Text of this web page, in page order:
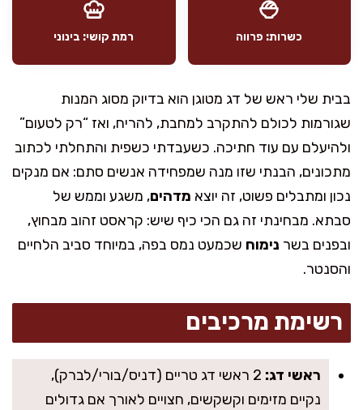
כשרות: פרווה רמת קושי: בינוני
בבית שלי ראש של דג מטוגן הוא בדיוק מסוג המנות
שגורמות לכולם להתקרב למחבת, להריח, ואז “רק לטעום”
ולהיעלם עם עוד חתיכה. כשעבדתי כשפית והתחלתי לכתוב
מתכונים, הבנתי שזו מנה שמפחידה אנשים סתם: אם מנקים
נכון ומתבלים פשוט, זה יוצא מדהים, משגע וממש של
סבתא. מבחינתי זה גם הכי כיף שיש: קראסט זהוב מבחוץ,
ובפנים בשר נימוח שכמעט נמס בפה, במיוחד סביב הלחיים
והסנטר.
רשימת מרכיבים
ראשי דג:
2 ראשי דג טריים (דניס/בורי/לברק),
נקיים מזימים וקשקשים, חצויים לאורך אם גדולים